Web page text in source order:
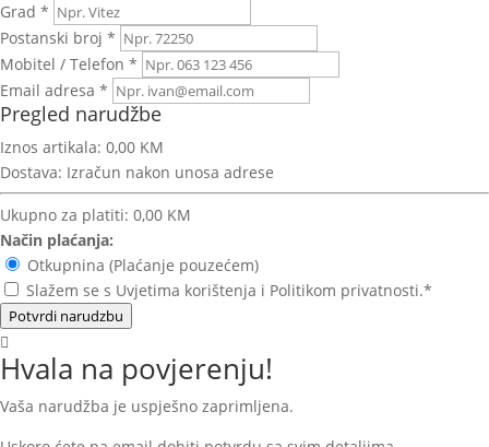
Grad *
Postanski broj *
Mobitel / Telefon *
Email adresa *
Pregled narudžbe
Iznos artikala: 0,00 KM
Dostava: Izračun nakon unosa adrese
Ukupno za platiti: 0,00 KM
Način plaćanja:
Otkupnina (Plaćanje pouzećem)
Slažem se s Uvjetima korištenja i Politikom privatnosti.*
Potvrdi narudzbu
Hvala na povjerenju!
Vaša narudžba je uspješno zaprimljena.